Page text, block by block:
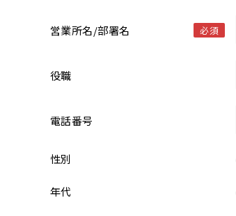
営業所名/部署名 必須
役職
電話番号
性別
年代